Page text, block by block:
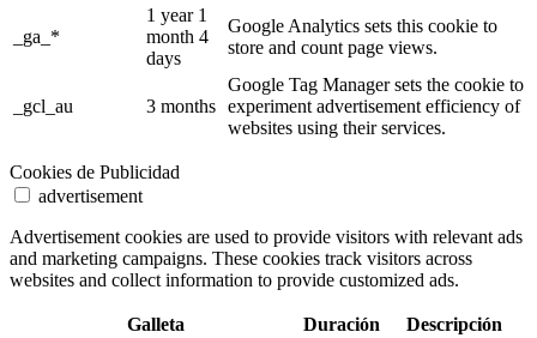
_ga_*
1 year 1
month 4
days
Google Analytics sets this cookie to
store and count page views.
_gcl_au 3 months
Google Tag Manager sets the cookie to
experiment advertisement efficiency of
websites using their services.
Cookies de Publicidad
advertisement
Advertisement cookies are used to provide visitors with relevant ads
and marketing campaigns. These cookies track visitors across
websites and collect information to provide customized ads.
Galleta Duración Descripción